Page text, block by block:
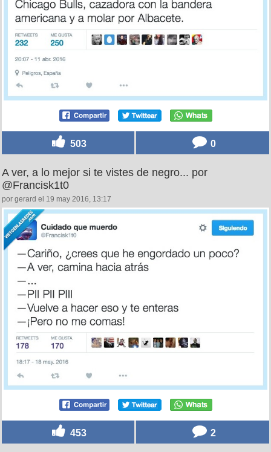
503 0
A ver, a lo mejor si te vistes de negro... por
@Francisk1t0
por gerard el 19 may 2016, 13:17
453 2